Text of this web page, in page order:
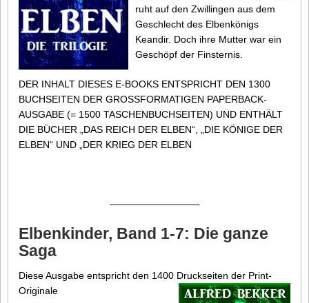
ruht auf den Zwillingen aus dem
Geschlecht des Elbenkönigs
Keandir. Doch ihre Mutter war ein
Geschöpf der Finsternis.
DER INHALT DIESES E-BOOKS ENTSPRICHT DEN 1300
BUCHSEITEN DER GROSSFORMATIGEN PAPERBACK-
AUSGABE (= 1500 TASCHENBUCHSEITEN) UND ENTHÄLT
DIE BÜCHER „DAS REICH DER ELBEN“, „DIE KÖNIGE DER
ELBEN“ UND „DER KRIEG DER ELBEN
—————————-
Elbenkinder, Band 1-7: Die ganze
Saga
Diese Ausgabe entspricht den 1400 Druckseiten der Print-
Originale